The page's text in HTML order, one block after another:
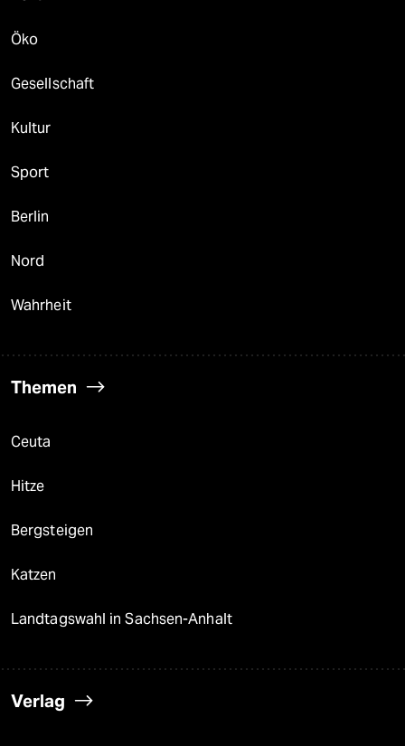
Öko
Gesellschaft
Kultur
Sport
Berlin
Nord
Wahrheit
Themen
Ceuta
Hitze
Bergsteigen
Katzen
Landtagswahl in Sachsen-Anhalt
Verlag